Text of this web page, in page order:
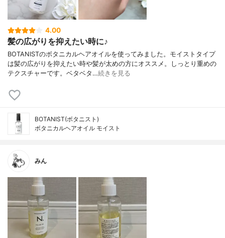
4.00
髪の広がりを抑えたい時に♪
BOTANISTのボタニカルヘアオイルを使ってみました。モイストタイプ
は髪の広がりを抑えたい時や髪が太めの方にオススメ。しっとり重めの
テクスチャーです。ベタベタ…続きを見る
BOTANIST(ボタニスト)
ボタニカルヘアオイル モイスト
みん